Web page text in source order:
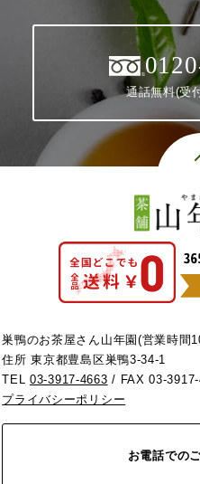
通話無料(受
巣鴨のお茶屋さん山年園(営業時
住所 東京都豊島区巣鴨3-34-1
TEL03-3917-4663 / FAX 03-
プライバシーポリシー
お電話での